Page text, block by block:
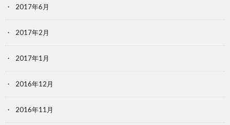
2017年6月
2017年2月
2017年1月
2016年12月
2016年11月